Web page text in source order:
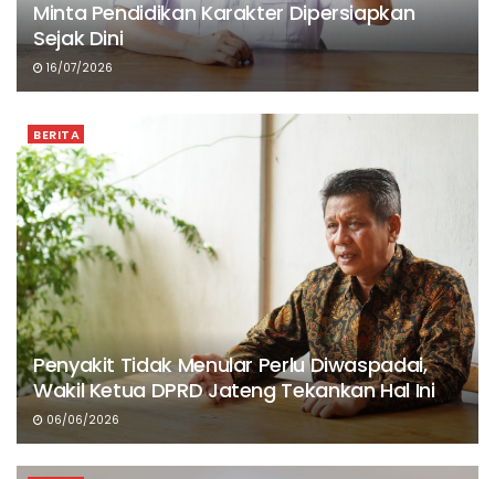
Minta Pendidikan Karakter Dipersiapkan
Sejak Dini
16/07/2026
BERITA
Penyakit Tidak Menular Perlu Diwaspadai,
Wakil Ketua DPRD Jateng Tekankan Hal Ini
06/06/2026